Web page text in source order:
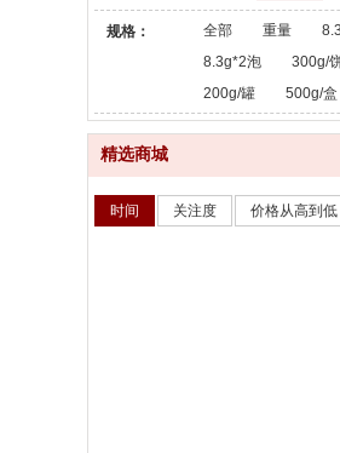
散茶：
规格： 全部 重量
8.3g*2泡
300g/
200g/罐
500g/盒
精选商城
时间 关注度 价格从高到低